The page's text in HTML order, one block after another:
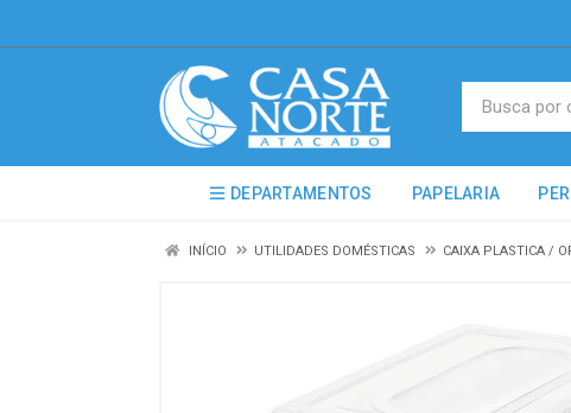
DEPARTAMENTOS PAPELARIA
INÍCIO UTILIDADES DOMÉSTICAS CAIXA PLASTICA /